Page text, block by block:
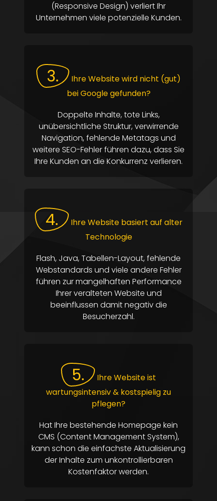
(Responsive Design) verliert Ihr
Unternehmen viele potenzielle Kunden.
3.
Ihre Website wird nicht (gut)
bei Google gefunden?
Doppelte Inhalte, tote Links,
unübersichtliche Struktur, verwirrende
Navigation, fehlende Metatags und
weitere SEO-Fehler führen dazu, dass Sie
Ihre Kunden an die Konkurrenz verlieren.
4.
Ihre Website basiert auf alter
Technologie
Flash, Java, Tabellen-Layout, fehlende
Webstandards und viele andere Fehler
führen zur mangelhaften Performance
Ihrer veralteten Website und
beeinflussen damit negativ die
Besucherzahl.
5.
Ihre Website ist
wartungsintensiv & kostspielig zu
pflegen?
Hat Ihre bestehende Homepage kein
CMS (Content Management System),
kann schon die einfachste Aktualisierung
der Inhalte zum unkontrollierbaren
Kostenfaktor werden.